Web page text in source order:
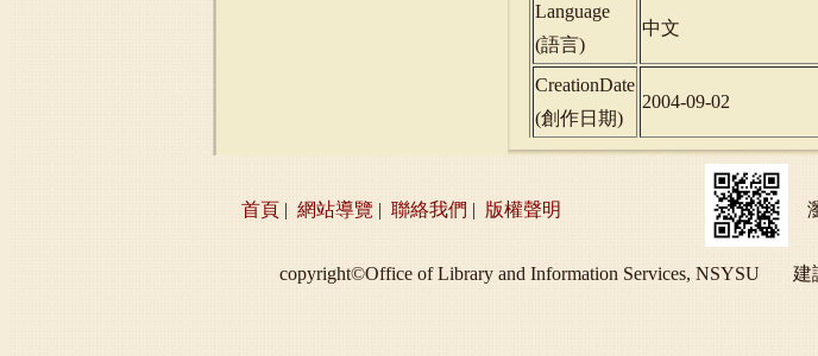
Language
(語言)
中文
CreationDate
(創作日期)
2004-09-02
首頁 | 網站導覽 | 聯絡我們 | 版權聲明
copyright©Office of Library and Information Services, NSYSU